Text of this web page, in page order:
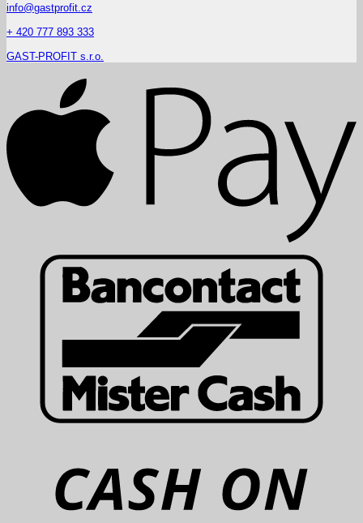
info@gastprofit.cz
+ 420 777 893 333
GAST-PROFIT s.r.o.